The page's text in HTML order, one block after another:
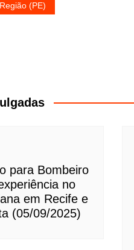
(PE)
para Bombeiro
no
em Recife e
(05/09/2025)